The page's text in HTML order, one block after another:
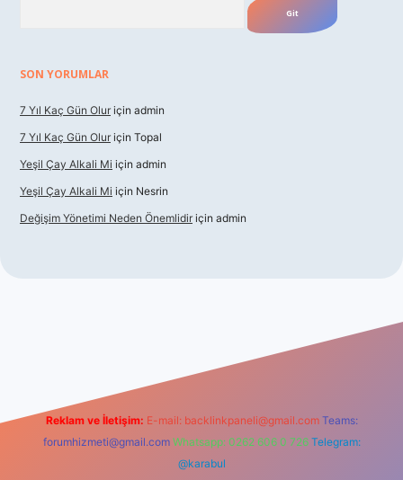
SON YORUMLAR
7 Yıl Kaç Gün Olur için admin
7 Yıl Kaç Gün Olur için Topal
Yeşil Çay Alkali Mi için admin
Yeşil Çay Alkali Mi için Nesrin
Değişim Yönetimi Neden Önemlidir için admin
Reklam ve İletişim: E-mail: backlinkpaneli@gmail.com Teams:
forumhizmeti@gmail.com Whatsapp: 0262 606 0 726 Telegram:
@karabul